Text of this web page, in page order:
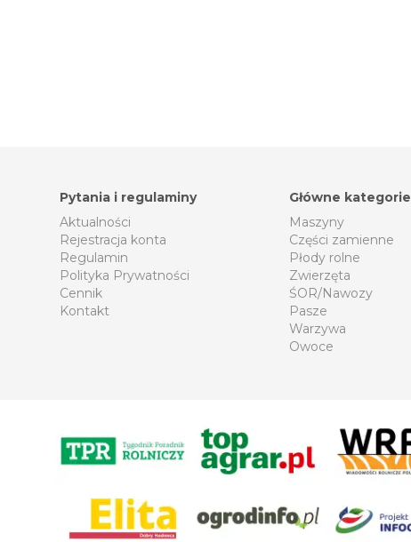
Pytania i regulaminy
Aktualności
Rejestracja konta
Regulamin
Polityka Prywatności
Cennik
Kontakt
Główne kategorie
Maszyny
Części zamienne
Płody rolne
Zwierzęta
ŚOR/Nawozy
Pasze
Warzywa
Owoce